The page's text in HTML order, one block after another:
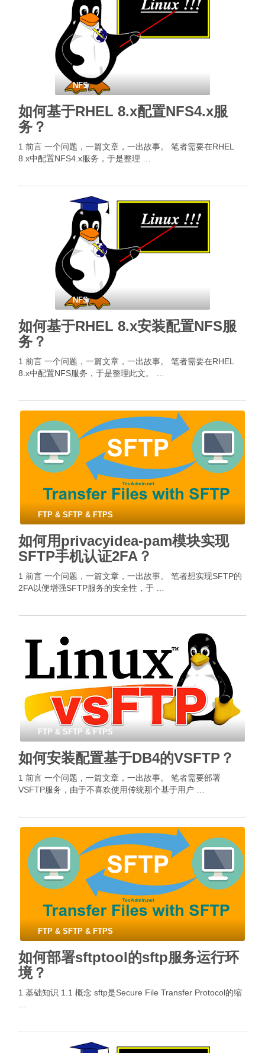
NFS
如何基于RHEL 8.x配置NFS4.x服
务？
1 前言 一个问题，一篇文章，一出故事。 笔者需要在RHEL
8.x中配置NFS4.x服务，于是整理 …
NFS
如何基于RHEL 8.x安装配置NFS服
务？
1 前言 一个问题，一篇文章，一出故事。 笔者需要在RHEL
8.x中配置NFS服务，于是整理此文。 …
FTP & SFTP & FTPS
如何用privacyidea-pam模块实现
SFTP手机认证2FA？
1 前言 一个问题，一篇文章，一出故事。 笔者想实现SFTP的
2FA以便增强SFTP服务的安全性，于 …
FTP & SFTP & FTPS
如何安装配置基于DB4的VSFTP？
1 前言 一个问题，一篇文章，一出故事。 笔者需要部署
VSFTP服务，由于不喜欢使用传统那个基于用户 …
FTP & SFTP & FTPS
如何部署sftptool的sftp服务运行环
境？
1 基础知识 1.1 概念 sftp是Secure File Transfer Protocol的缩